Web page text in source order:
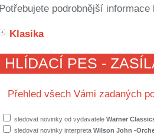
Potřebujete podrobnější
Klasika
HLÍDACÍ PES -
Přehled všech Vámi zadaných
sledovat novinky od vydavatele Warner
sledovat novinky interpreta Wilson John -